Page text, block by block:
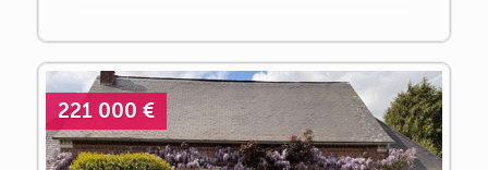
221 000 €